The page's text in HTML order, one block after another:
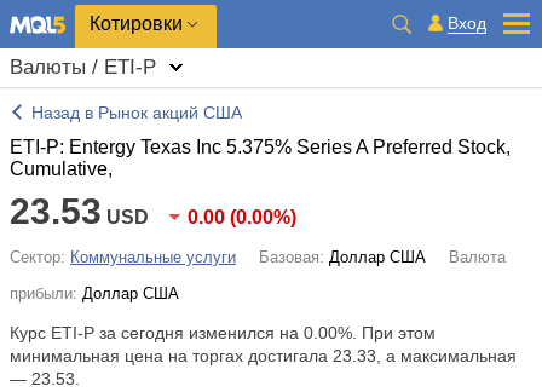
Котировки Вход
Валюты / ETI-P
Назад в Рынок акций США
ETI-P: Entergy Texas Inc 5.375% Series A Preferred Stock,
Cumulative,
23.53 USD 0.00 (0.00%)
Сектор: Коммунальные услуги Базовая: Доллар США
Валюта
прибыли: Доллар США
Курс ETI-P за сегодня изменился на 0.00% . При этом
минимальная цена на торгах достигала 23.33, а максимальная
— 23.53.